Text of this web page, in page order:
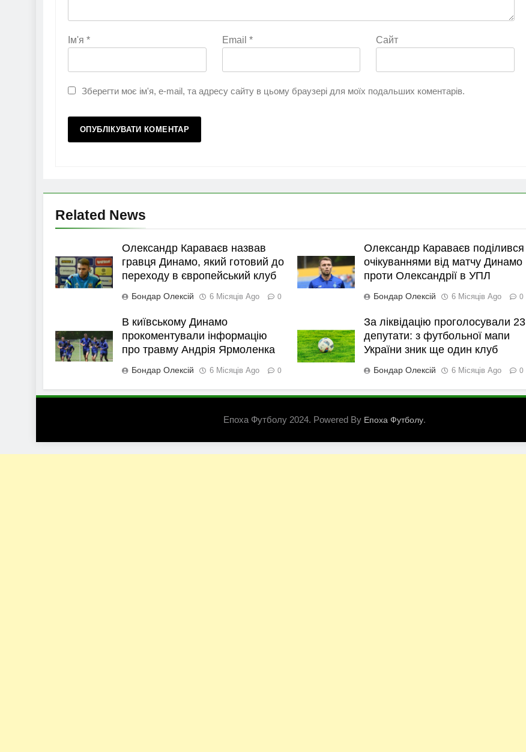
Ім'я * Email * Сайт
Зберегти моє ім'я, e-mail, та адресу сайту в цьому браузері для моїх подальших коментарів.
Related News
Олександр Караваєв назвав
гравця Динамо, який готовий до
переходу в європейський клуб
Бондар Олексій 6 Місяців Ago 0
Олександр Караваєв поділився
очікуваннями від матчу Динамо
проти Олександрії в УПЛ
Бондар Олексій 6 Місяців Ago 0
В київському Динамо
прокоментували інформацію
про травму Андрія Ярмоленка
Бондар Олексій 6 Місяців Ago 0
За ліквідацію проголосували 23
депутати: з футбольної мапи
України зник ще один клуб
Бондар Олексій 6 Місяців Ago 0
Епоха Футболу 2024. Powered By Епоха Футболу.